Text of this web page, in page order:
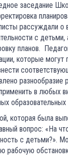
заседание
рассуждали о
с детьми,
планов.
которые могут
разнообразие
в любых
образовательных
которая была
вопрос: «На
с детьми?».
рабочую